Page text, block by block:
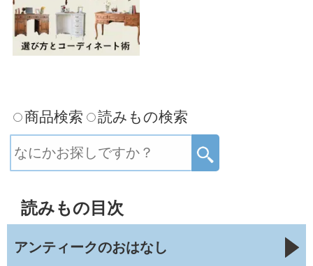
商品検索 読みもの検索
読みもの目次
アンティークのおはなし